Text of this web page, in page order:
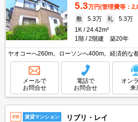
5.3万円(管理費等：
敷
5.3万 礼
5.3万
1K
24.42m²
1階
2階建 築20年
ヤオコーへ260m。ローソンへ400m。経済的な
燥式。独立洗面台。温水洗浄便座付き。バス・
ター付インターホン。仲介手数料家賃の0.55ヵ月
メールで
お問合せ
電話で
お問合せ
オン
来
PR 賃貸マンション リブリ・レイ